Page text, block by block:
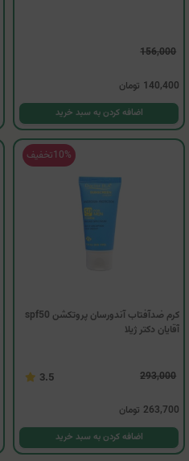
156,000
140,400 تومان
اضافه کردن به سبد خرید
10%تخفیف
كرم ضدآفتاب آندورسان پروتكشن spf50
آقایان دكتر ژيلا
293,000
3.5
263,700 تومان
اضافه کردن به سبد خرید